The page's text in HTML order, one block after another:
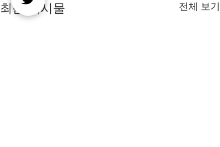
최근 게시물 전체 보기